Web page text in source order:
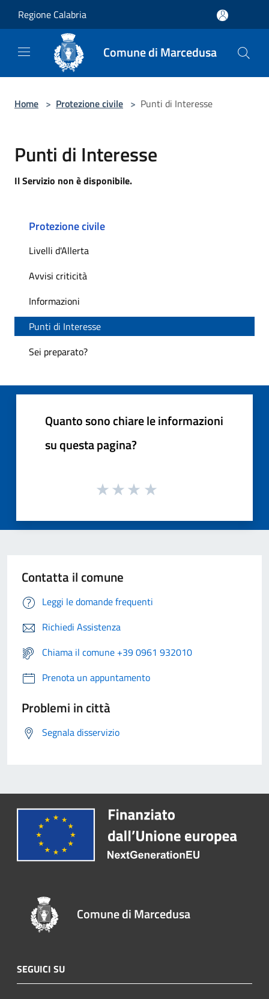
Regione Calabria
Comune di Marcedusa
Home > Protezione civile > Punti di Interesse
Punti di Interesse
Il Servizio non è disponibile.
Protezione civile
Livelli d'Allerta
Avvisi criticità
Informazioni
Punti di Interesse
Sei preparato?
Quanto sono chiare le informazioni
su questa pagina?
Contatta il comune
Leggi le domande frequenti
Richiedi Assistenza
Chiama il comune +39 0961 932010
Prenota un appuntamento
Problemi in città
Segnala disservizio
Comune di Marcedusa
SEGUICI SU